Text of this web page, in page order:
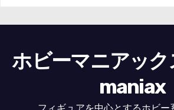
ホビーマニアック
maniax